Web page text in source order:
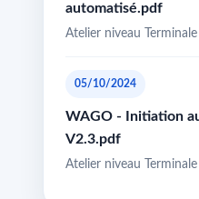
automatisé.pdf
Atelier niveau
05/10/2024
WAGO - Initiation
V2.3.pdf
Atelier niveau